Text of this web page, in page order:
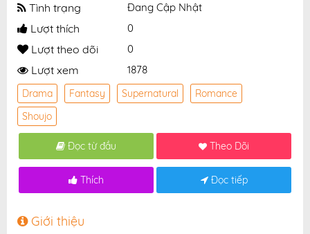
Tình trạng Đang Cập Nhật
Lượt thích 0
Lượt theo dõi 0
Lượt xem 1878
Drama Fantasy Supernatural
Romance
Shoujo
Đọc từ đầu Theo Dõi
Thích Đọc tiếp
Giới thiệu